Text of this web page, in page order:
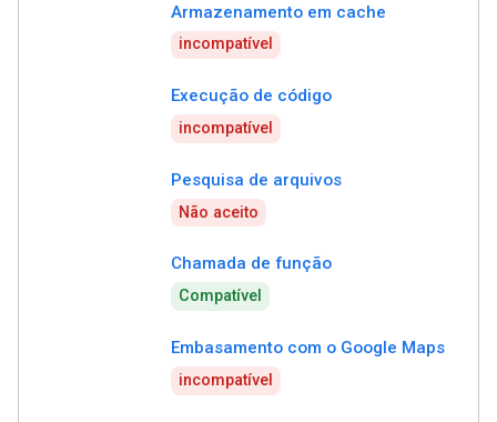
Armazenamento em cache
incompatível
Execução de código
incompatível
Pesquisa de arquivos
Não aceito
Chamada de função
Compatível
Embasamento com o Google Maps
incompatível